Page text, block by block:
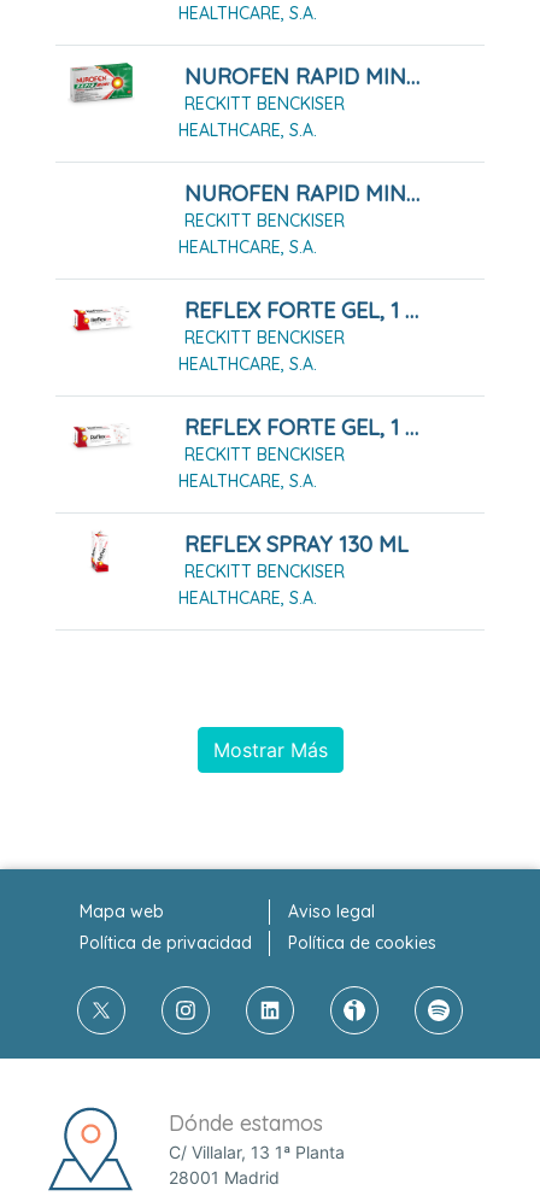
HEALTHCARE, S.A.
NUROFEN RAPID MINI 400 MG CAPSULAS BLANDAS, 10 Cápsulas
RECKITT BENCKISER
HEALTHCARE, S.A.
NUROFEN RAPID MINI 400 MG CAPSULAS BLANDAS, 20 Cápsulas
RECKITT BENCKISER
HEALTHCARE, S.A.
REFLEX FORTE GEL, 1 Tubo De 100g
RECKITT BENCKISER
HEALTHCARE, S.A.
REFLEX FORTE GEL, 1 Tubo De 50g
RECKITT BENCKISER
HEALTHCARE, S.A.
REFLEX SPRAY 130 ML
RECKITT BENCKISER
HEALTHCARE, S.A.
Mostrar Más
Mapa web
Aviso legal
Política de privacidad
Política de cookies
Dónde estamos
C/ Villalar, 13 1ª Planta
28001 Madrid